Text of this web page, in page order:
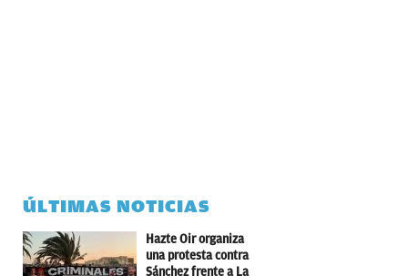
ÚLTIMAS NOTICIAS
Hazte Oir organiza
una protesta contra
Sánchez frente a La